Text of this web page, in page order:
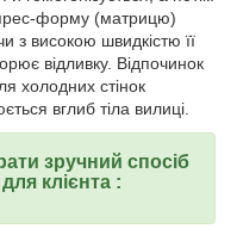
форму (матрицю)
з високою швидкістю її
відливку. Відпочинок
холодних стінок
вглиб тіла вилиці.
зручний спосіб
клієнта :